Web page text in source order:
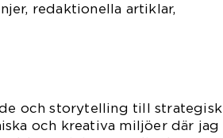
redaktionella artiklar,
och storytelling till strategisk
och kreativa miljöer där jag